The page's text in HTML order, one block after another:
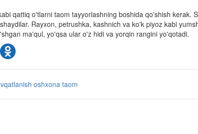
qattiq o'tlarni taom tayyorlashning boshida qo'shish kerak.
Rayxon, petrushka, kashnich va ko'k piyoz kabi
ma'qul, yo'qsa ular o'z hidi va yorqin rangini yo'qotadi.
oshxona taom